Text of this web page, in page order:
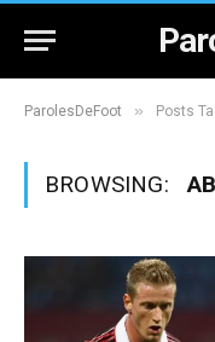
ParolesDeFoot » Posts
BROWSING: